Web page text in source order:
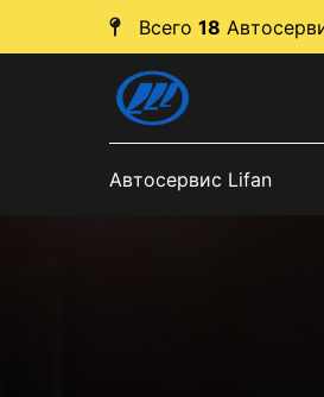
Всего 18
Автосервис Lifan